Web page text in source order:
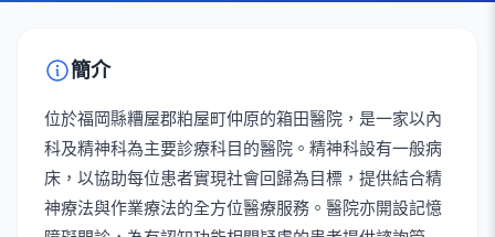
簡介
位於福岡縣糟屋郡粕屋町仲原的箱田醫院，是一家以內
科及精神科為主要診療科目的醫院。精神科設有一般病
床，以協助每位患者實現社會回歸為目標，提供結合精
神療法與作業療法的全方位醫療服務。醫院亦開設記憶